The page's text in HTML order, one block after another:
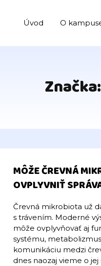
Úvod O
MÔŽE ČREVNÁ
OVPLYVNIŤ
Črevná mikrobiota už
s trávením. Moderné
môže ovplyvňovať aj
systému,
komunikáciu medzi
dnes naozaj vieme o